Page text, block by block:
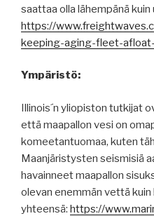
saattaa olla lähempänä kuin
https://
keeping-aging-fleet-
Ympäristö:
Illinois´n yliopiston tutkijat
että maapallon vesi on
komeetantuomaa, kuten
Maanjäristysten seismisiä
havainneet maapallon
olevan enemmän vettä
yhteensä: https://